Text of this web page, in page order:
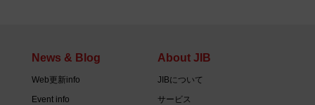
News & Blog
Web更新info
Event info
About JIB
JIBについて
サービス